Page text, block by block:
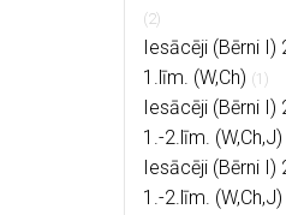
(2)
Iesācēji (Bērni I)
1.līm. (W,Ch) (1)
Iesācēji (Bērni I)
1.-2.līm. (W,Ch,J)
Iesācēji (Bērni I)
1.-2.līm. (W,Ch,J)